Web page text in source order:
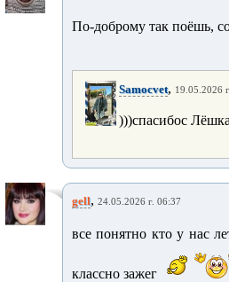
По-доброму так поёшь,
Samocvet, 19.05.2026
)))спасибос
gell, 24.05.2026 г. 06:37
все понятно кто у нас
классно зажег